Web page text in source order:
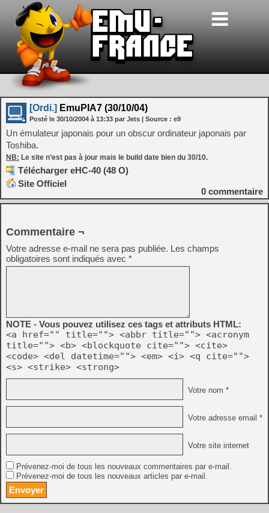
[Ordi.] EmuPIA7 (30/10/04)
Posté le 30/10/2004 à 13:33 par Jets | Source : e9
Un émulateur japonais pour un obscur ordinateur japonais par
Toshiba.
NB: Le site n’est pas à jour mais le build date bien du 30/10.
Télécharger eHC-40 (48 O)
Site Officiel
0 commentaire
Commentaire ¬
Votre adresse e-mail ne sera pas publiée. Les champs
obligatoires sont indiqués avec *
NOTE - Vous pouvez utilisez ces tags et attributs HTML:
<a href="" title=""> <abbr title=""> <acronym
title=""> <b> <blockquote cite=""> <cite>
<code> <del datetime=""> <em> <i> <q cite="">
<s> <strike> <strong>
Votre nom *
Votre adresse email *
Votre site internet
Prévenez-moi de tous les nouveaux commentaires par e-mail.
Prévenez-moi de tous les nouveaux articles par e-mail.